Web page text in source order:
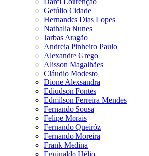
Darci Lourenção
Getúlio Cidade
Hernandes Dias Lopes
Nathalia Nunes
Jarbas Aragão
Andreia Pinheiro Paulo
Alexandre Grego
Alisson Magalhães
Cláudio Modesto
Dione Alexsandra
Ediudson Fontes
Edmilson Ferreira Mendes
Fernando Sousa
Felipe Morais
Fernando Queiróz
Fernando Moreira
Frank Medina
Eguinaldo Hélio